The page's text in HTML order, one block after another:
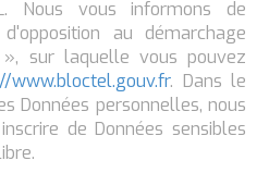
Nous vous informons de
au démarchage
sur laquelle vous pouvez
www.bloctel.gouv.fr. Dans le
Données personnelles, nous
de Données sensibles